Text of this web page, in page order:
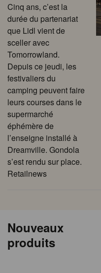
Cinq ans, c’est la
durée du partenariat
que Lidl vient de
sceller avec
Tomorrowland.
Depuis ce jeudi, les
festivaliers du
camping peuvent faire
leurs courses dans le
supermarché
éphémère de
l’enseigne installé à
Dreamville. Gondola
s’est rendu sur place.
Retailnews
Nouveaux
produits